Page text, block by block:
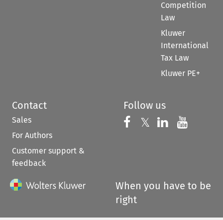
Competition
Law
Kluwer
International
Tax Law
Kluwer PE+
Contact
Sales
For Authors
Customer support &
feedback
Follow us
Follow us on
𝕏 Follow us on
Follow us
When you have to be
right